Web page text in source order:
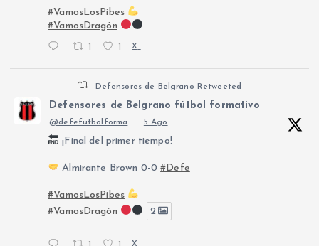
#VamosLosPibes
#VamosDragón
1 1 X
Defensores de Belgrano Retweeted
Defensores de Belgrano fútbol formativo
@defefutbolforma · 5 Ago
¡Final del primer tiempo!
Almirante Brown 0-0#Defe
#VamosLosPibes
#VamosDragón
2